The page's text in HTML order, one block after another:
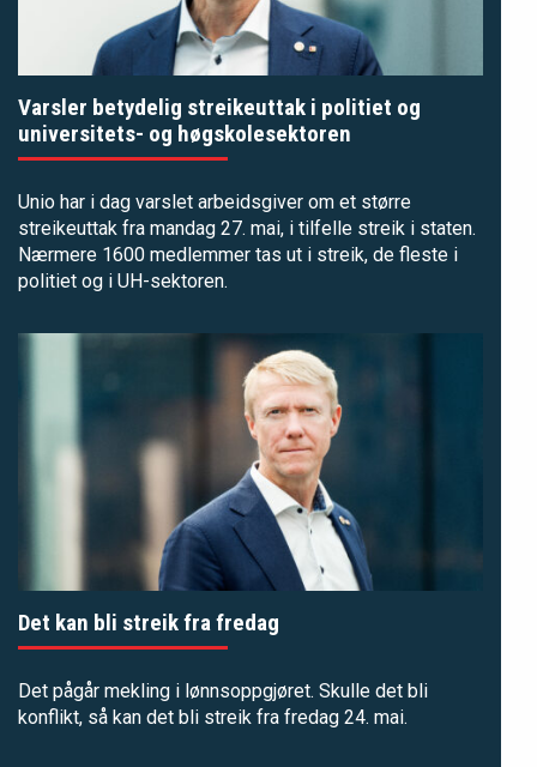
Varsler betydelig streikeuttak i politiet og
universitets- og høgskolesektoren
Unio har i dag varslet arbeidsgiver om et større
streikeuttak fra mandag 27. mai, i tilfelle streik i staten.
Nærmere 1600 medlemmer tas ut i streik, de fleste i
politiet og i UH-sektoren.
Det kan bli streik fra fredag
Det pågår mekling i lønnsoppgjøret. Skulle det bli
konflikt, så kan det bli streik fra fredag 24. mai.